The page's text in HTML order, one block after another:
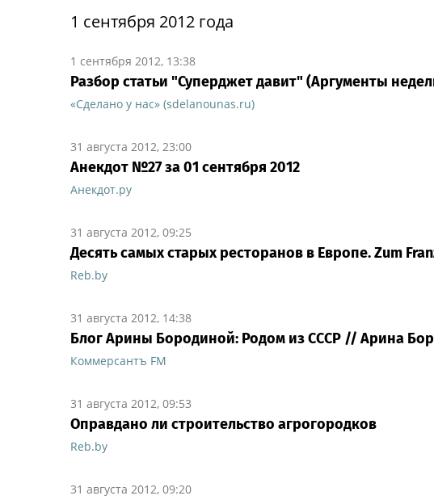
1 сентября 2012 года
1 сентября 2012, 13:38
Разбор статьи "Суперджет давит" (Аргументы
«Сделано у нас» (sdelanounas.ru)
31 августа 2012, 23:00
Анекдот №27 за 01 сентября 2012
Анекдот.ру
31 августа 2012, 09:25
Десять самых старых ресторанов в Европе. Zum
Reb.by
31 августа 2012, 14:38
Блог Арины Бородиной: Родом из СССР // Арина
Коммерсантъ FM
31 августа 2012, 09:53
Оправдано ли строительство агрогородков
Reb.by
31 августа 2012, 09:20